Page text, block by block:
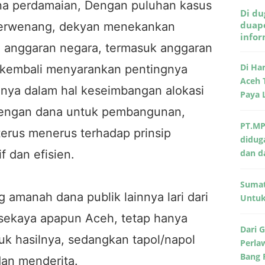
perdamaian, Dengan puluhan kasus
dekyan menekankan
negara, termasuk anggaran
menyarankan pentingnya
dalam hal keseimbangan alokasi
dana untuk pembangunan,
menerus terhadap prinsip
dan efisien.
amanah dana publik lainnya lari dari
apapun Aceh, tetap hanya
hasilnya, sedangkan tapol/napol
menderita.
Di
Di
Aceh
Paya
dan
Dari
Bang